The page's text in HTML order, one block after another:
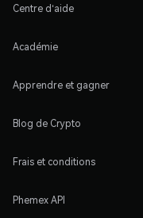
Centre d'aide
Académie
Apprendre et gagner
Blog de Crypto
Frais et conditions
Phemex API